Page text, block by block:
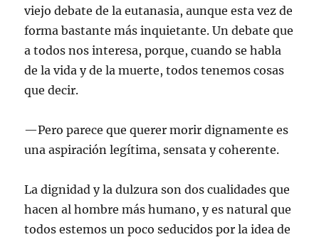
viejo debate de la eutanasia, aunque esta vez de
forma bastante más inquietante. Un debate que
a todos nos interesa, porque, cuando se habla
de la vida y de la muerte, todos tenemos cosas
que decir.
—Pero parece que querer morir dignamente es
una aspiración legítima, sensata y coherente.
La dignidad y la dulzura son dos cualidades que
hacen al hombre más humano, y es natural que
todos estemos un poco seducidos por la idea de